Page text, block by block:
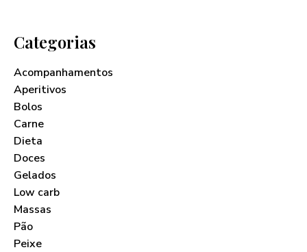
Categorias
Acompanhamentos
Aperitivos
Bolos
Carne
Dieta
Doces
Gelados
Low carb
Massas
Pão
Peixe